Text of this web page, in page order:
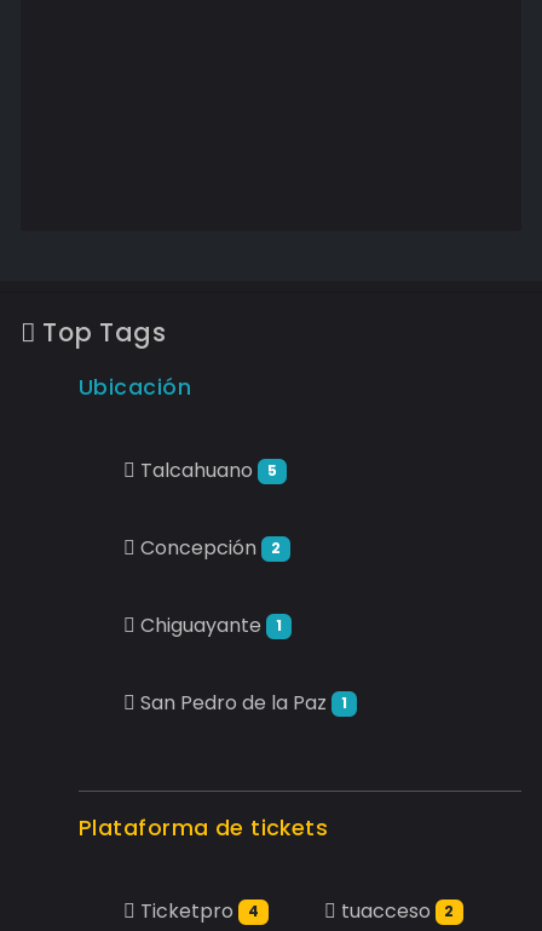
Top Tags
Ubicación
Talcahuano 5
Concepción 2
Chiguayante 1
San Pedro de la Paz 1
Plataforma de tickets
Ticketpro 4 tuacceso 2